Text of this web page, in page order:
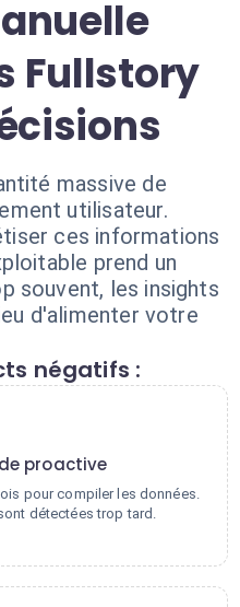
Fullstory
massive de
utilisateur.
ces informations
prend un
souvent, les insights
d'alimenter votre
négatifs :
proactive
pour compiler les données.
détectées trop tard.